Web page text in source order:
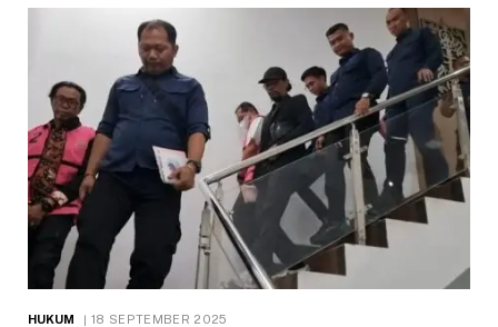
HUKUM 18 SEPTEMBER 2025